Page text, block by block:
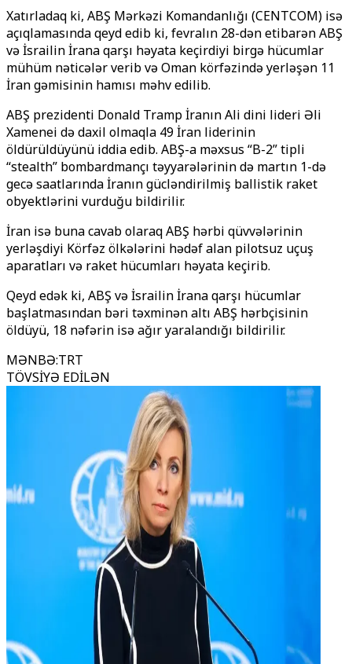
Xatırladaq ki, ABŞ Mərkəzi Komandanlığı (CENTCOM) isə
açıqlamasında qeyd edib ki, fevralın 28-dən etibarən ABŞ
və İsrailin İrana qarşı həyata keçirdiyi birgə hücumlar
mühüm nəticələr verib və Oman körfəzində yerləşən 11
İran gəmisinin hamısı məhv edilib.
ABŞ prezidenti Donald Tramp İranın Ali dini lideri Əli
Xamenei də daxil olmaqla 49 İran liderinin
öldürüldüyünü iddia edib. ABŞ-a məxsus “B-2” tipli
“stealth” bombardmançı təyyarələrinin də martın 1-də
gecə saatlarında İranın gücləndirilmiş ballistik raket
obyektlərini vurduğu bildirilir.
İran isə buna cavab olaraq ABŞ hərbi qüvvələrinin
yerləşdiyi Körfəz ölkələrini hədəf alan pilotsuz uçuş
aparatları və raket hücumları həyata keçirib.
Qeyd edək ki, ABŞ və İsrailin İrana qarşı hücumlar
başlatmasından bəri təxminən altı ABŞ hərbçisinin
öldüyü, 18 nəfərin isə ağır yaralandığı bildirilir.
MƏNBƏ:TRT
TÖVSİYƏ EDİLƏN